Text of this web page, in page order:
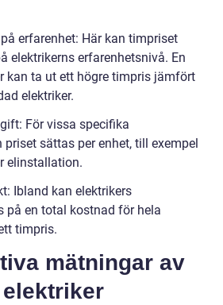
erfarenhet: Här kan timpriset
elektrikerns erfarenhetsnivå. En
kan ta ut ett högre timpris jämfört
elektriker.
För vissa specifika
priset sättas per enhet, till exempel
elinstallation.
Ibland kan elektrikers
på en total kostnad för hela
timpris.
mätningar av